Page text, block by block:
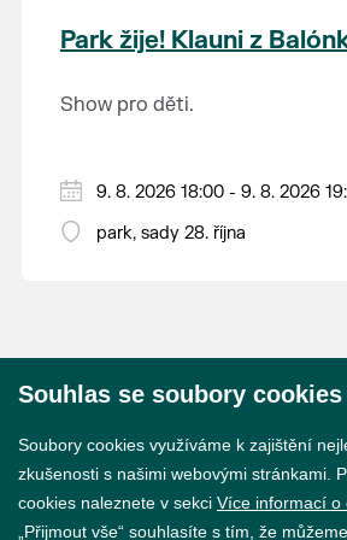
krajina na světě, která je
světového přírodního a
Park žije! Klauni z
Show pro děti.
9. 8. 2026 18:00 - 9. 8. 2026
park, sady 28. října
Souhlas se soubory cookies
Soubory cookies využíváme k zajištění
zkušenosti s našimi webovými stránkami.
cookies naleznete v sekci Více informací o
„Přijmout vše“ souhlasíte s tím, že